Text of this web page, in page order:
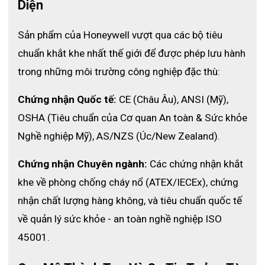
càng tốt.
Ở đây găng tay Honeywell 2012843 đạt tiêu chuẩn 407: 41324X
Chất liệu chịu nhiệt
Honeywell 2012843 được làm bằng da bò có khả năng chống
chịu nhiệt tốt. Ngoài ra, găng tay hàn chịu nhiệt còn bảo vệ
người tiêu dùng các tác nhân như: cháy, tiếp xúc nhiệt, sức nóng
Diện
Sản phẩm của Honeywell vượt qua các bộ tiêu
chuẩn khắt khe nhất thế giới để được phép lưu hành
trong những môi trường công nghiệp đặc thù:
Chứng nhận Quốc tế: CE (Châu Âu), ANSI (Mỹ),
OSHA (Tiêu chuẩn của Cơ quan An toàn & Sức khỏe
Nghề nghiệp Mỹ), AS/NZS (Úc/New Zealand).
Chứng nhận Chuyên ngành: Các chứng nhận khắt
khe về phòng chống cháy nổ (ATEX/IECEx), chứng
nhận chất lượng hàng không, và tiêu chuẩn quốc tế
về quản lý sức khỏe - an toàn nghề nghiệp ISO
45001.